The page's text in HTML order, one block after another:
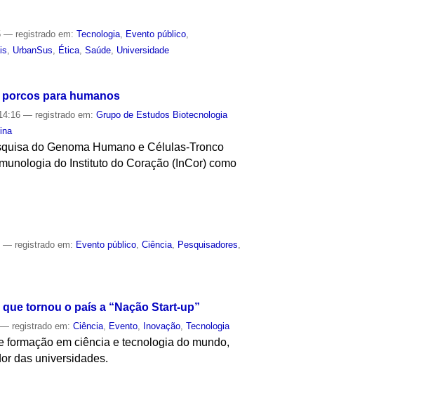
— registrado em:Tecnologia Evento público
UrbanSus Ética ,Saúde Universidade
para humanos
— registrado em:Grupo de Estudos Biotecnologia
do Genoma Humano e Células-Tronco
do Instituto do Coração (InCor) como
— registrado em: Evento público,Ciência, Pesquisadores,
tornou o país a “Nação Start-up”
— registrado em:Ciência Evento Inovação ,Tecnologia
formação em ciência e tecnologia do mundo,
das universidades.